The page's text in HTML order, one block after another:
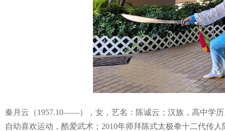
秦月云（1957.10——），女，艺名：陈诚云；汉族，高中学历
自幼喜欢运动，酷爱武术； 2010年师拜陈式太极拳十二代传